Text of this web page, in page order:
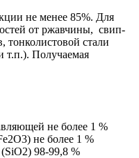
не менее 85%. Для
от ржавчины, свип-
тонколистовой стали
т.п.). Получаемая
не более 1 %
не более 1 %
98-99,8 %